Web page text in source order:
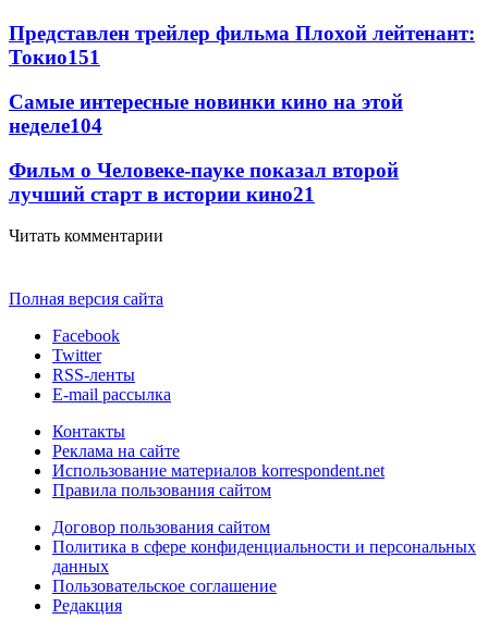
Представлен трейлер фильма Плохой лейтенант:
Токио151
Самые интересные новинки кино на этой
неделе104
Фильм о Человеке-пауке показал второй
лучший старт в истории кино21
Читать комментарии
Полная версия сайта
Facebook
Twitter
RSS-ленты
E-mail рассылка
Контакты
Реклама на сайте
Использование материалов korrespondent.net
Правила пользования сайтом
Договор пользования сайтом
Политика в сфере конфиденциальности и персональных
данных
Пользовательское соглашение
Редакция